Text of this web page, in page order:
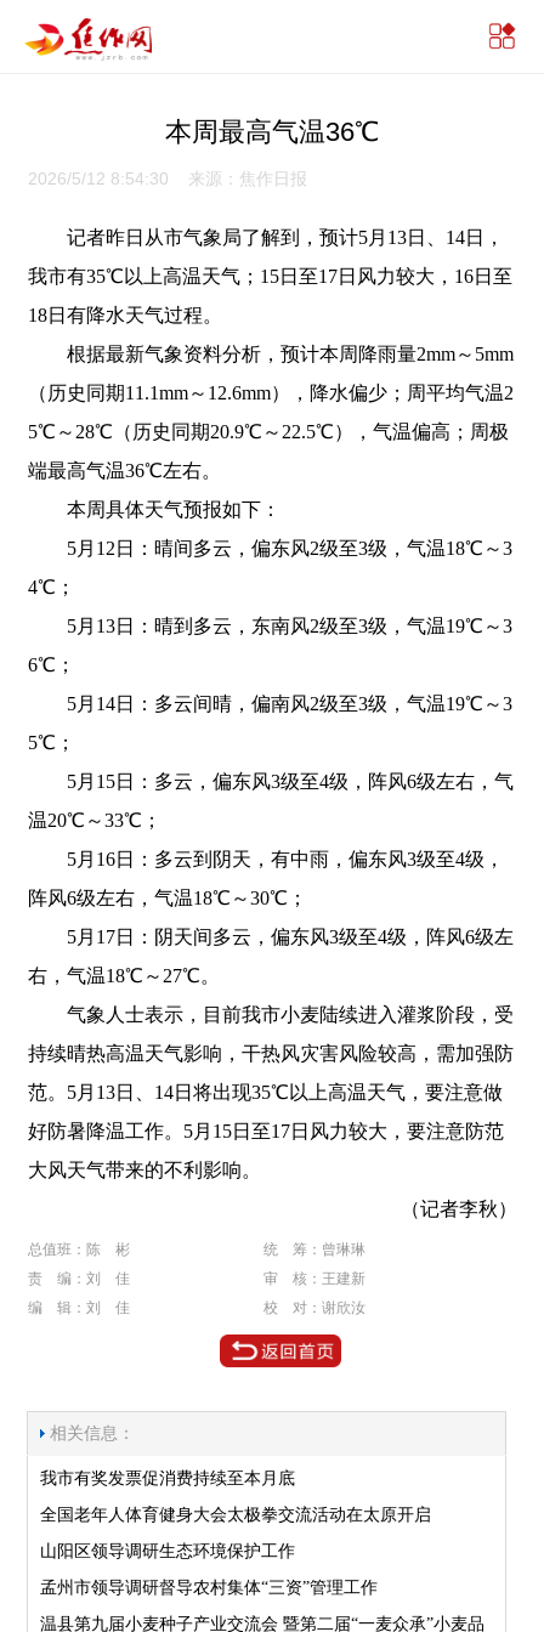
本周最高气温36℃
2026/5/12 8:54:30 来源：焦作日报
记者昨日从市气象局了解到，预计5月13日、14日，
我市有35℃以上高温天气；15日至17日风力较大，16日至
18日有降水天气过程。
根据最新气象资料分析，预计本周降雨量2mm～5mm
（历史同期11.1mm～12.6mm），降水偏少；周平均气温2
5℃～28℃（历史同期20.9℃～22.5℃），气温偏高；周极
端最高气温36℃左右。
本周具体天气预报如下：
5月12日：晴间多云，偏东风2级至3级，气温18℃～3
4℃；
5月13日：晴到多云，东南风2级至3级，气温19℃～3
6℃；
5月14日：多云间晴，偏南风2级至3级，气温19℃～3
5℃；
5月15日：多云，偏东风3级至4级，阵风6级左右，气
温20℃～33℃；
5月16日：多云到阴天，有中雨，偏东风3级至4级，
阵风6级左右，气温18℃～30℃；
5月17日：阴天间多云，偏东风3级至4级，阵风6级左
右，气温18℃～27℃。
气象人士表示，目前我市小麦陆续进入灌浆阶段，受
持续晴热高温天气影响，干热风灾害风险较高，需加强防
范。5月13日、14日将出现35℃以上高温天气，要注意做
好防暑降温工作。5月15日至17日风力较大，要注意防范
大风天气带来的不利影响。
（记者李秋）
总值班：陈 彬
统 筹：曾琳琳
责 编：刘 佳
审 核：王建新
编 辑：刘 佳
校 对：谢欣汝
相关信息：
我市有奖发票促消费持续至本月底
全国老年人体育健身大会太极拳交流活动在太原开启
山阳区领导调研生态环境保护工作
孟州市领导调研督导农村集体“三资”管理工作
温县第九届小麦种子产业交流会 暨第二届“一麦众承”小麦品